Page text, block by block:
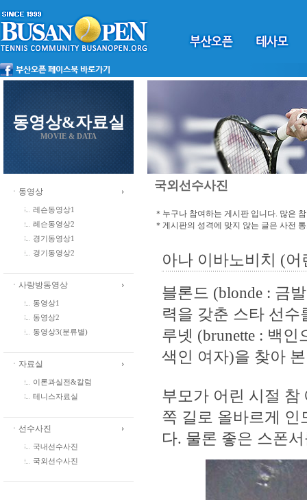
동영상&자료실
MOVIE & DATA
ㆍ동영상
레슨동영상1
레슨동영상2
경기동영상1
경기동영상2
ㆍ사랑방동영상
동영상1
동영상2
동영상3(분류별)
ㆍ자료실
이론과실전&칼럼
테니스자료실
ㆍ선수사진
국내선수사진
국외선수사진
국외선수사진
＊누구나 참여하는 게시판 입니다. 많은
＊게시판의 성격에 맞지 않는 글은 사전
아나 이바노비치 (어
블론드 (blonde : 금
력을 갖춘 스타 선
루넷 (brunette : 백
색인 여자)을 찾아
부모가 어린 시절 참
쪽 길로 올바르게 인
다. 물론 좋은 스폰